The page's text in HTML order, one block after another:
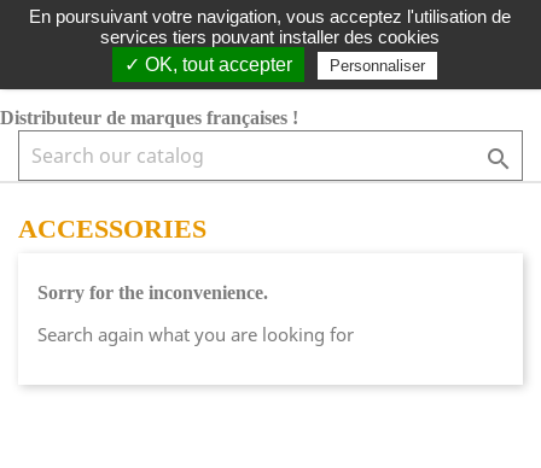
LIVRAISON GRATUITE DÈS 49€ TTC | MARQUES FRANÇAISES
Distributeur de marques françaises !

ACCESSORIES
Sorry for the inconvenience.
Search again what you are looking for
En poursuivant votre navigation, vous acceptez l'utilisation de
services tiers pouvant installer des cookies
✓ OK, tout accepter
Personnaliser